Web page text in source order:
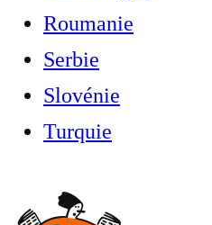
Roumanie
Serbie
Slovénie
Turquie